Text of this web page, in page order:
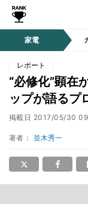
家電
レポート
“必修化”顕在
ップが語るプ
掲載日 2017/05/30
著者： 並木秀一